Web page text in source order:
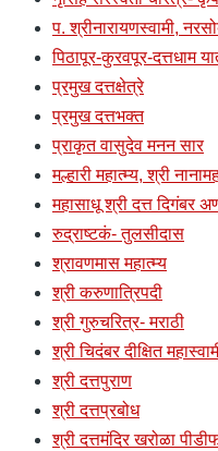
प. श्रीनारायणस्वामी,
पिठापूर-कुरवपूर-दत्तधाम
प्रमुख दत्तक्षेत्रे
प्रमुख दत्तभक्त
प्राकृत वासुदेव मनन सार
मल्हारी महात्म्य, श्री
महासाधू श्री दत्त दिगंबर
रुद्राष्टकं- तुलसीदास
श्रावणमास महात्म्य
श्री करुणात्रिपदी
श्री गुरुचरित्र- मराठी
श्री चिदंबर दीक्षित
श्री दत्तपुराण
श्री दत्तप्रबोध
श्री दत्तमंदिर खरोळा